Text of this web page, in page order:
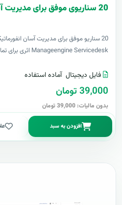
20 سناریوی موفق برای مدیریت آسان انفورماتیک
20 سناریو موفق برای مدیریت آسان
Manageengine Servicedesk اثری برای تمام..
فایل دیجیتال آماده استفاده
39,000 تومان
بدون مالیات: 39,000 تومان
افزودن به سبد